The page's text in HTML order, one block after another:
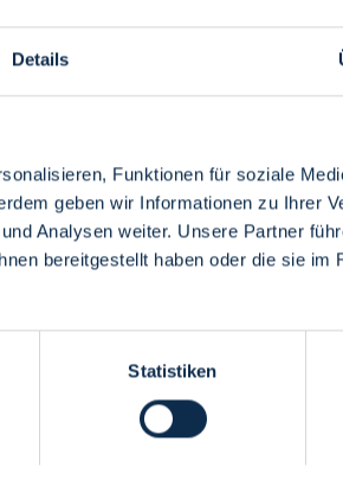
Details
Funktionen für soziale
geben wir Informationen zu Ihrer
Analysen weiter. Unsere Partner
bereitgestellt haben oder die sie im
Statistiken